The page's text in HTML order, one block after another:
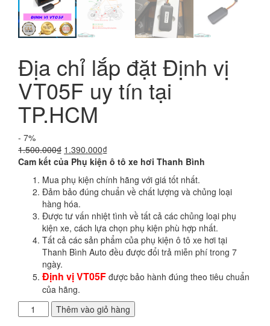
Địa chỉ lắp đặt Định vị
VT05F uy tín tại
TP.HCM
- 7%
1.500.000₫ Giá
gốc
1.500.000₫.
1.390.000₫Giá
hiện
là:
1.390.000₫.
Cam kết của Phụ kiện ô tô xe hơi Thanh Bình
Mua phụ kiện chính hãng với giá tốt nhất.
Đảm bảo đúng chuẩn về chất lượng và chủng loại
hàng hóa.
Được tư vấn nhiệt tình về tất cả các chủng loại phụ
kiện xe, cách lựa chọn phụ kiện phù hợp nhất.
Tất cả các sản phẩm của phụ kiện ô tô xe hơi tại
Thanh Bình Auto đều được đổi trả miễn phí trong 7
ngày.
Định vị VT05F được bảo hành đúng theo tiêu chuẩn
của hãng.
chỉ
Thêm vào giỏ hàng